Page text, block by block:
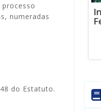
numeradas
do Estatuto.
usam
e e-mail para